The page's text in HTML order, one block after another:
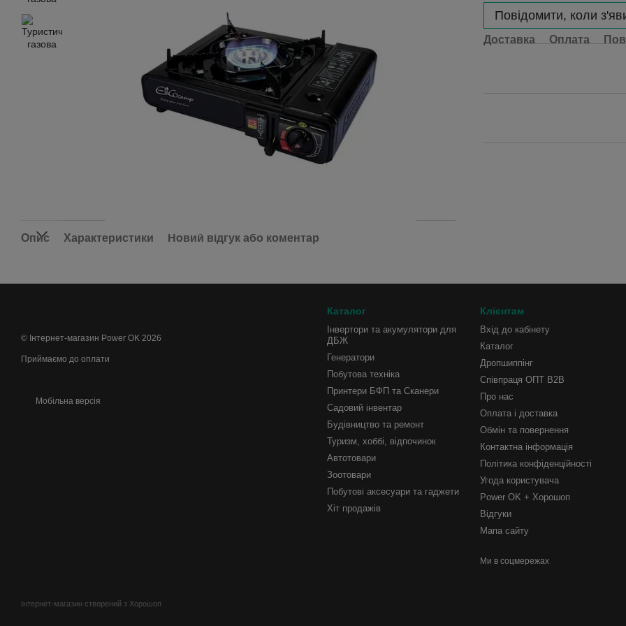
Опис Характеристики Новий відгук або коментар
Повідомити, коли
Доставка Оплата
© Інтернет-магазин Power OK 2026
Приймаємо до оплати
Мобільна версія
Інтернет-магазин створений з Хорошоп
Каталог
Інвертори та акумулятори для
ДБЖ
Генератори
Побутова техніка
Принтери БФП та Сканери
Садовий інвентар
Будівництво та ремонт
Туризм, хоббі, відпочинок
Автотовари
Зоотовари
Побутові аксесуари та гаджети
Хіт продажів
Клієнтам
Вхід до кабінету
Каталог
Дропшиппінг
Співпраця ОПТ B2B
Про нас
Оплата і доставка
Обмін та повернення
Контактна інформація
Політика конфіденційності
Угода користувача
Power OK + Хорошоп
Відгуки
Мапа сайту
Ми в соцмережах